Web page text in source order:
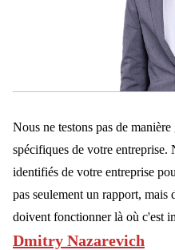
Nous ne testons pas de
spécifiques de votre entreprise.
identifiés de votre entreprise
pas seulement un rapport, mais
doivent fonctionner là où c'est
Dmitry Nazarevich